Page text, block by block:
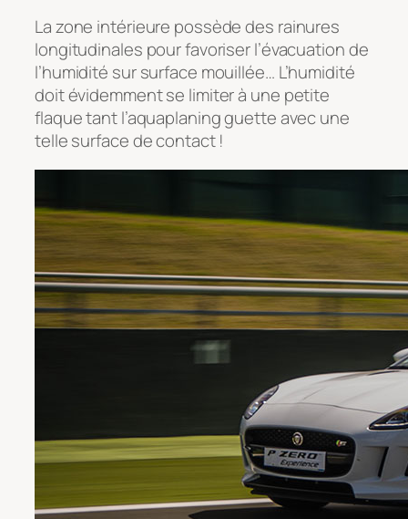
La zone intérieure possède des rainures
longitudinales pour favoriser l’évacuation de
l’humidité sur surface mouillée… L’humidité
doit évidemment se limiter à une petite
flaque tant l’aquaplaning guette avec une
telle surface de contact !